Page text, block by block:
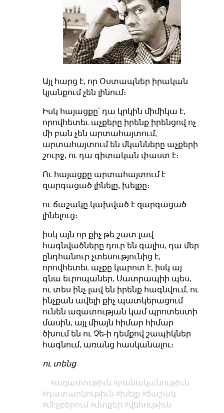
Այլ հարց է, որ Օստապներ իրական
կյանքում չեն լինում։
Իսկ հայացքը՝ դա կրկին միմիկա է,
որովհետեւ աչքերը իրենք իրենցով ոչ
մի բան չեն արտահայտում,
արտահայտում են մկանները աչքերի
շուրջ, ու դա գիտական փաստ է։
Ու հայացքը արտահայտում է
զարգացած լինելը, խելքը։
ու ճաշակը կախված է զարգացած
լինելուց։
իսկ այն որ քիչ թե շատ լավ
հագնվածները դուր են գալիս, դա մեր
ընդհանուր չտեսությունից է,
որովհետեւ աչքը կարոտ է, իսկ այ
գնա եւրոպաներ, Սատրապիի պես,
ու տես ինչ լավ են իրենք հագնվում, ու
ինչքան ավելի քիչ պատկերացում
ունեն ազատության կամ պրոտեստի
մասին, այլ միայն հիմար հիմար
ծխում են ու Չե-ի դեմքով շապիկներ
հագնում, առանց հասկանալու։
ու տենց
ազատութիւն
բանականութիւն
դատարկութիւն
խելք
ճաշակ
մէջբերում
մտքեր վեհութիւն